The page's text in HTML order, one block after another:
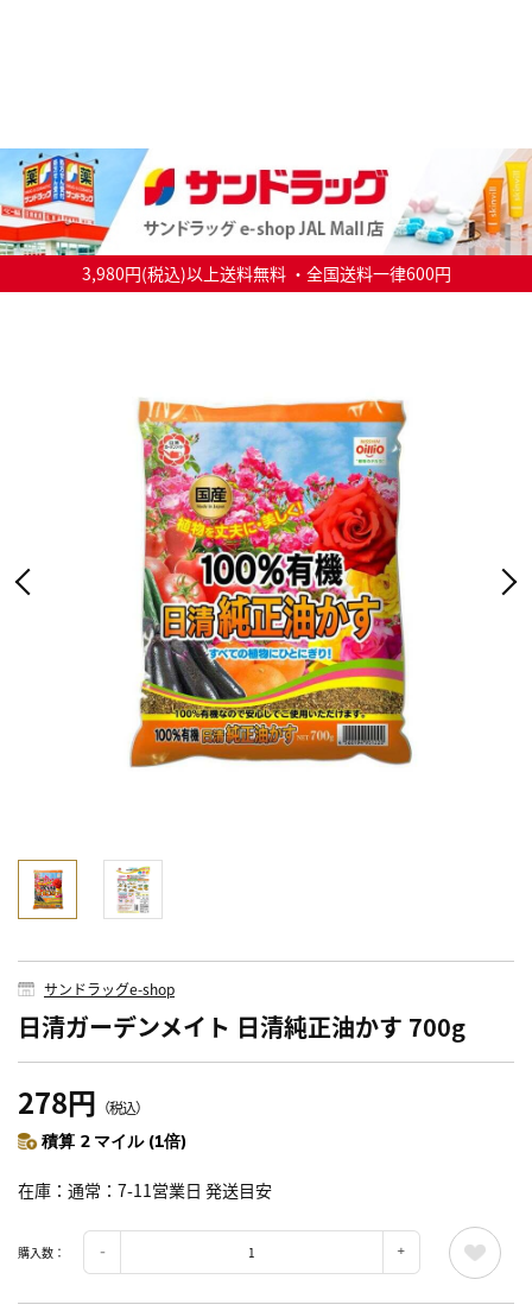
3,980円(税込)以上送料無料 ・全国送料一律600円
サンドラッグe-shop
日清ガーデンメイト 日清純正油かす 700g
278円 （税込）
積算 2 マイル (1倍)
在庫 通常：7-11営業日 発送目安
購入数：